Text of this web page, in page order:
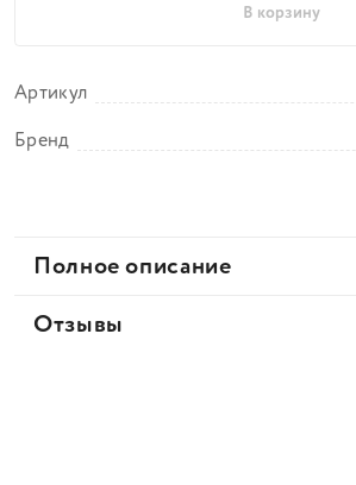
В корзину
Артикул
Бренд
Полное описание
Отзывы